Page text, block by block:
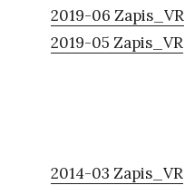
2019-06 Zapis_VR
2019-05 Zapis_VR
2014-03 Zapis_VR